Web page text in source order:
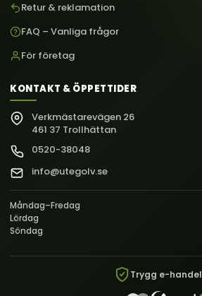
Retur & reklamation
FAQ – Vanliga frågor
För företag
KONTAKT & ÖPPETTIDER
Verkmästarevägen 26
461 37 Trollhättan
0520-38048
info@utegolv.se
Måndag–Fredag
Lördag
Söndag
Trygg e-handel